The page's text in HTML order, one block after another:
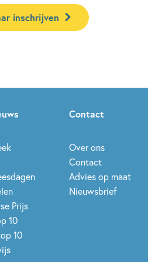
inschrijven
Prijs
10
10
Contact
Over ons
Contact
Advies op maat
Nieuwsbrief